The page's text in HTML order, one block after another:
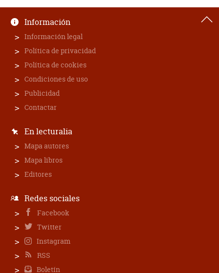
Información
Información legal
Política de privacidad
Política de cookies
Condiciones de uso
Publicidad
Contactar
En lecturalia
Mapa autores
Mapa libros
Editores
Redes sociales
Facebook
Twitter
Instagram
RSS
Boletín